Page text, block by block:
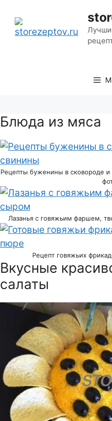
содержимому
Блюда из мяса
Рецепты буженины в сковороде
Лазанья с говяжьим фаршем,
Рецепт говяжьих
Вкусные
салаты